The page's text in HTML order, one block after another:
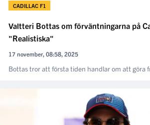
CADILLAC F1
Valtteri Bottas om förväntningarna på
"Realistiska"
17 november, 08:58, 2025
Bottas tror att första tiden handlar om att göra